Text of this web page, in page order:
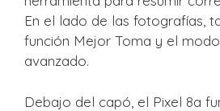
En el lado de las fotografías,
función Mejor Toma y el
avanzado.
Debajo del capó, el Pixel 8a